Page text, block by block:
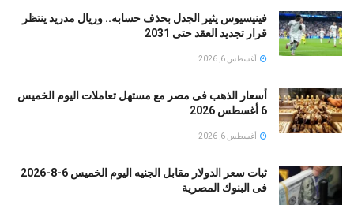
فينيسيوس يثير الجدل بحذف حسابه.. وريال مدريد ينتظر
قرار تجديد العقد حتى 2031
أغسطس 6, 2026
أسعار الذهب فى مصر مع مستهل تعاملات اليوم الخميس
6 أغسطس 2026
أغسطس 6, 2026
ثبات سعر الدولار مقابل الجنيه اليوم الخميس 6-8-2026
فى البنوك المصرية